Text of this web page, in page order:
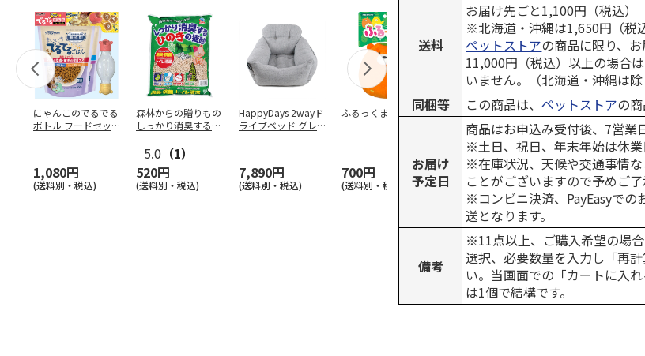
にゃんこのでるでる
ボトル フードセッ
1,080円
(送料別・税込)
森林からの贈りもの
しっかり消臭するひ
5.0 （1）
520円
(送料別・税込)
HappyDays 2wayド
ライブベッド グレ
7,890円
(送料別・税込)
ふるっくま みかん
700円
(送料別・税込)
デオトイレ 飛び散
らない消臭・抗菌サ
ンド 4L
1,320円
(送料別・税込)
獣医師開発 ニオイ
をとる砂専用 猫ト
イレ ナチュラルグ
レー
1,550円
(送料別・税込)
送料
お届け先ごと1,100円（税込）
※北海道・沖縄は1,650円（税込
ペットストアの商品に限り、
11,000円（税込）以上の場合
いません。（北海道・沖縄は除
同梱等
この商品は、ペットストアの
お届け
予定日
商品はお申込み受付後、7営業
※土日、祝日、年末年始は休業
※在庫状況、天候や交通事情
ことがございますので予めご了
※コンビニ決済、PayEasyでの
送となります。
備考
※11点以上、ご購入希望の場
選択、必要数量を入力し「再
い。当画面での「カートに入
は1個で結構です。